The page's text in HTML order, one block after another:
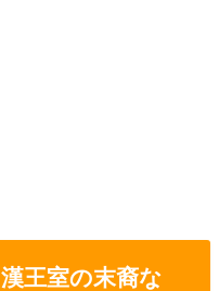
王室の末裔な